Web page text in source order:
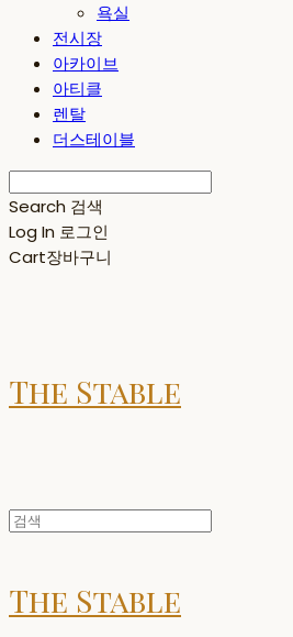
욕실
전시장
아카이브
아티클
렌탈
더스테이블
Search 검색
Log In 로그인
Cart장바구니
The Stable
The Stable